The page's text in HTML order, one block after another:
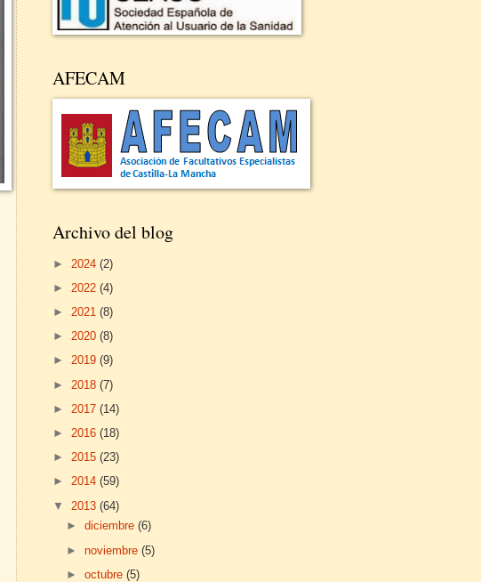
AFECAM
Archivo del blog
► 2024 (2)
► 2022 (4)
► 2021 (8)
► 2020 (8)
► 2019 (9)
► 2018 (7)
► 2017 (14)
► 2016 (18)
► 2015 (23)
► 2014 (59)
▼ 2013 (64)
►diciembre(6)
►noviembre(5)
►octubre(5)